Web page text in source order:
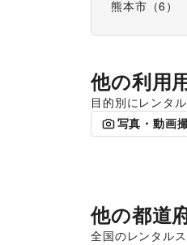
熊本市 （6 ）
他の利用
目的別にレンタ
ポップアッ
写真・動画
他の都道
全国のレンタル